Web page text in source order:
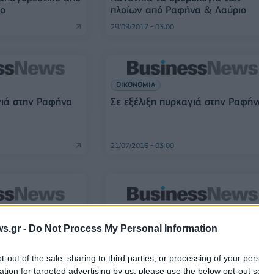
- Do Not Process My Personal Information
out of the sale, sharing to third parties, or processing of your
for targeted advertising by us, please use the below opt-out
πλοίων από Ραφήνα & Λαύριο
29/09/2017 - 03:00
στην Ραφήνα
ΟΙΚΟΝΟΜΙΑ
Σε εξέλιξη πυρκαγιά στην
21/07/2016 - 03:00
σήμερα στα
Έκτακτα μέτρα στα λιμάνια της
13/04/2015 - 03:00